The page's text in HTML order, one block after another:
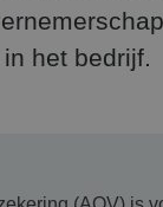
het bedrijf.